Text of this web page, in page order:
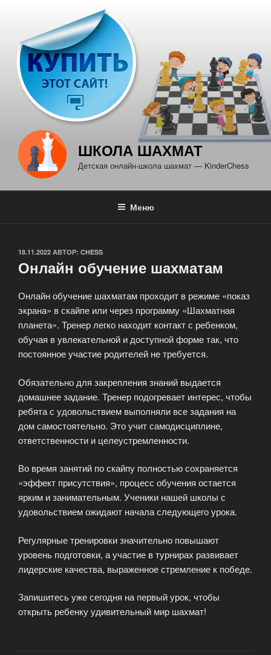
содержимому
ШКОЛА ШАХМАТ
Детская онлайн-школа шахмат — KinderChess
Меню
ОПУБЛИКОВАНО
18.11.2022 АВТОР: CHESS
Онлайн обучение шахматам
Онлайн обучение шахматам проходит в режиме «показ
экрана» в скайпе или через программу «Шахматная
планета». Тренер легко находит контакт с ребенком,
обучая в увлекательной и доступной форме так, что
постоянное участие родителей не требуется.
Обязательно для закрепления знаний выдается
домашнее задание. Тренер подогревает интерес, чтобы
ребята с удовольствием выполняли все задания на
дом самостоятельно. Это учит самодисциплине,
ответственности и целеустремленности.
Во время занятий по скайпу полностью сохраняется
«эффект присутствия», процесс обучения остается
ярким и занимательным. Ученики нашей школы с
удовольствием ожидают начала следующего урока.
Регулярные тренировки значительно повышают
уровень подготовки, а участие в турнирах развивает
лидерские качества, выраженное стремление к победе.
Запишитесь уже сегодня на первый урок, чтобы
открыть ребенку удивительный мир шахмат!